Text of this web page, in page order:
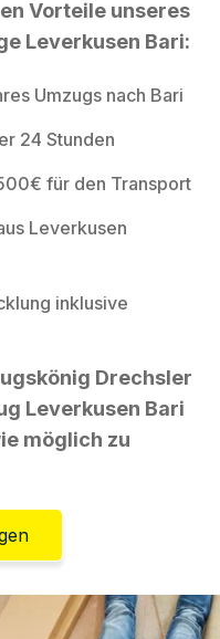
Vorteile unseres
Leverkusen Bari:
Umzugs nach Bari
24 Stunden
für den Transport
Leverkusen
inklusive
Drechsler
Leverkusen Bari
möglich zu